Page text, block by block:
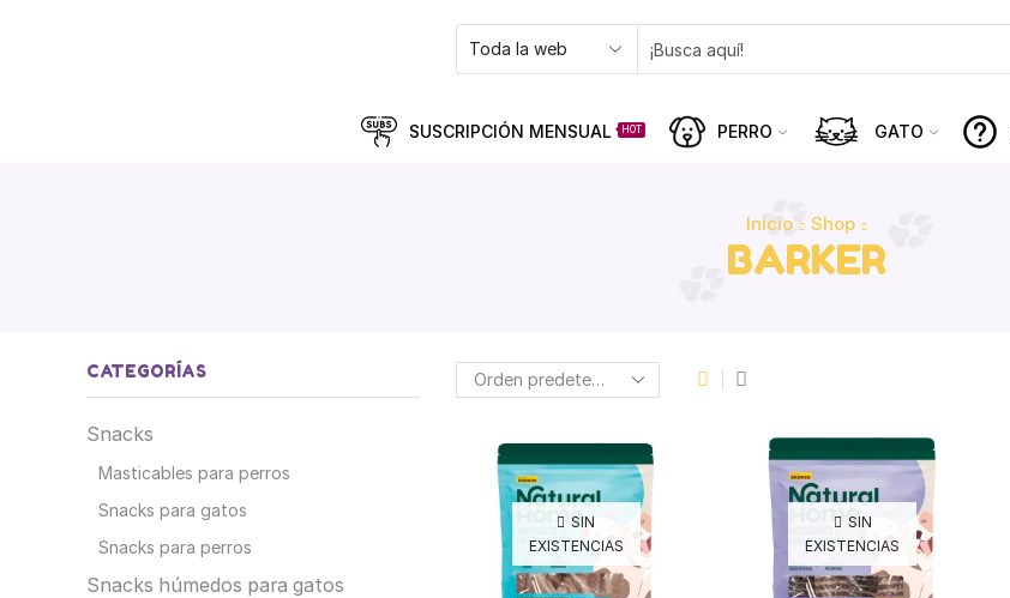
SUSCRIPCIÓN MENSUAL HOT PERRO GATO
Inicio Shop
BARKER
SIN
EXISTENCIAS
SIN
EXISTENCIAS
CATEGORÍAS
Snacks
Masticables para perros
Snacks para gatos
Snacks para perros
Snacks húmedos para gatos